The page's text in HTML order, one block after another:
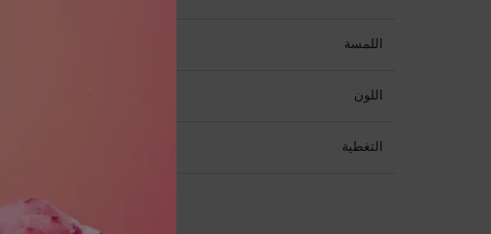
اللمسة
اللون
التغطية